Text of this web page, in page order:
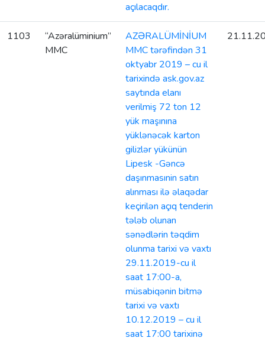
açılacaqdır.
1103
“Azəralüminium”
MMC
AZƏRALÜMİNİUM
MMC tərəfindən 31
oktyabr 2019 – cu il
tarixində ask.gov.az
saytında elanı
verilmiş 72 ton 12
yük maşınına
yüklənəcək karton
gilizlər yükünün
Lipesk -Gəncə
daşınmasınin satın
alınması ilə əlaqədar
keçirilən açıq tenderin
tələb olunan
sənədlərin təqdim
olunma tarixi və vaxtı
29.11.2019-cu il
saat 17:00-a,
müsabiqənin bitmə
tarixi və vaxtı
10.12.2019 – cu il
saat 17:00 tarixinə